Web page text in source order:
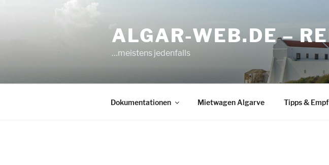
ALGAR-WEB.DE –
…meistens jedenfalls
Dokumentationen Mietwagen Algarve Tipps &